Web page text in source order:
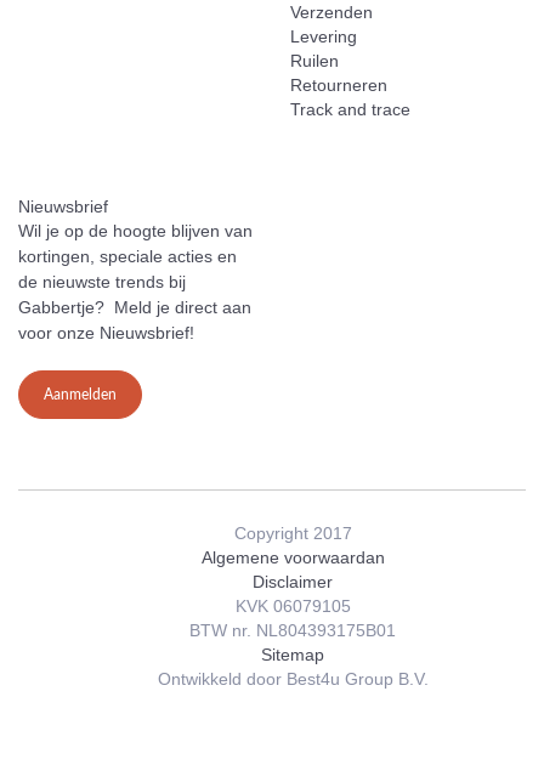
Verzenden
Levering
Ruilen
Retourneren
Track and trace
Nieuwsbrief
Wil je op de hoogte blijven van
kortingen, speciale acties en
de nieuwste trends bij
Gabbertje? Meld je direct aan
voor onze Nieuwsbrief!
Aanmelden
Copyright 2017
Algemene voorwaardan
Disclaimer
KVK 06079105
BTW nr. NL804393175B01
Sitemap
Ontwikkeld door Best4u Group B.V.